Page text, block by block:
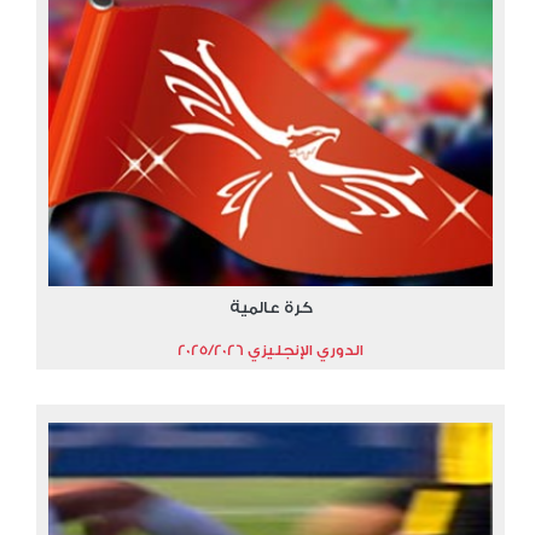
كرة عالمية
الدوري الإنجليزي 2025/2026